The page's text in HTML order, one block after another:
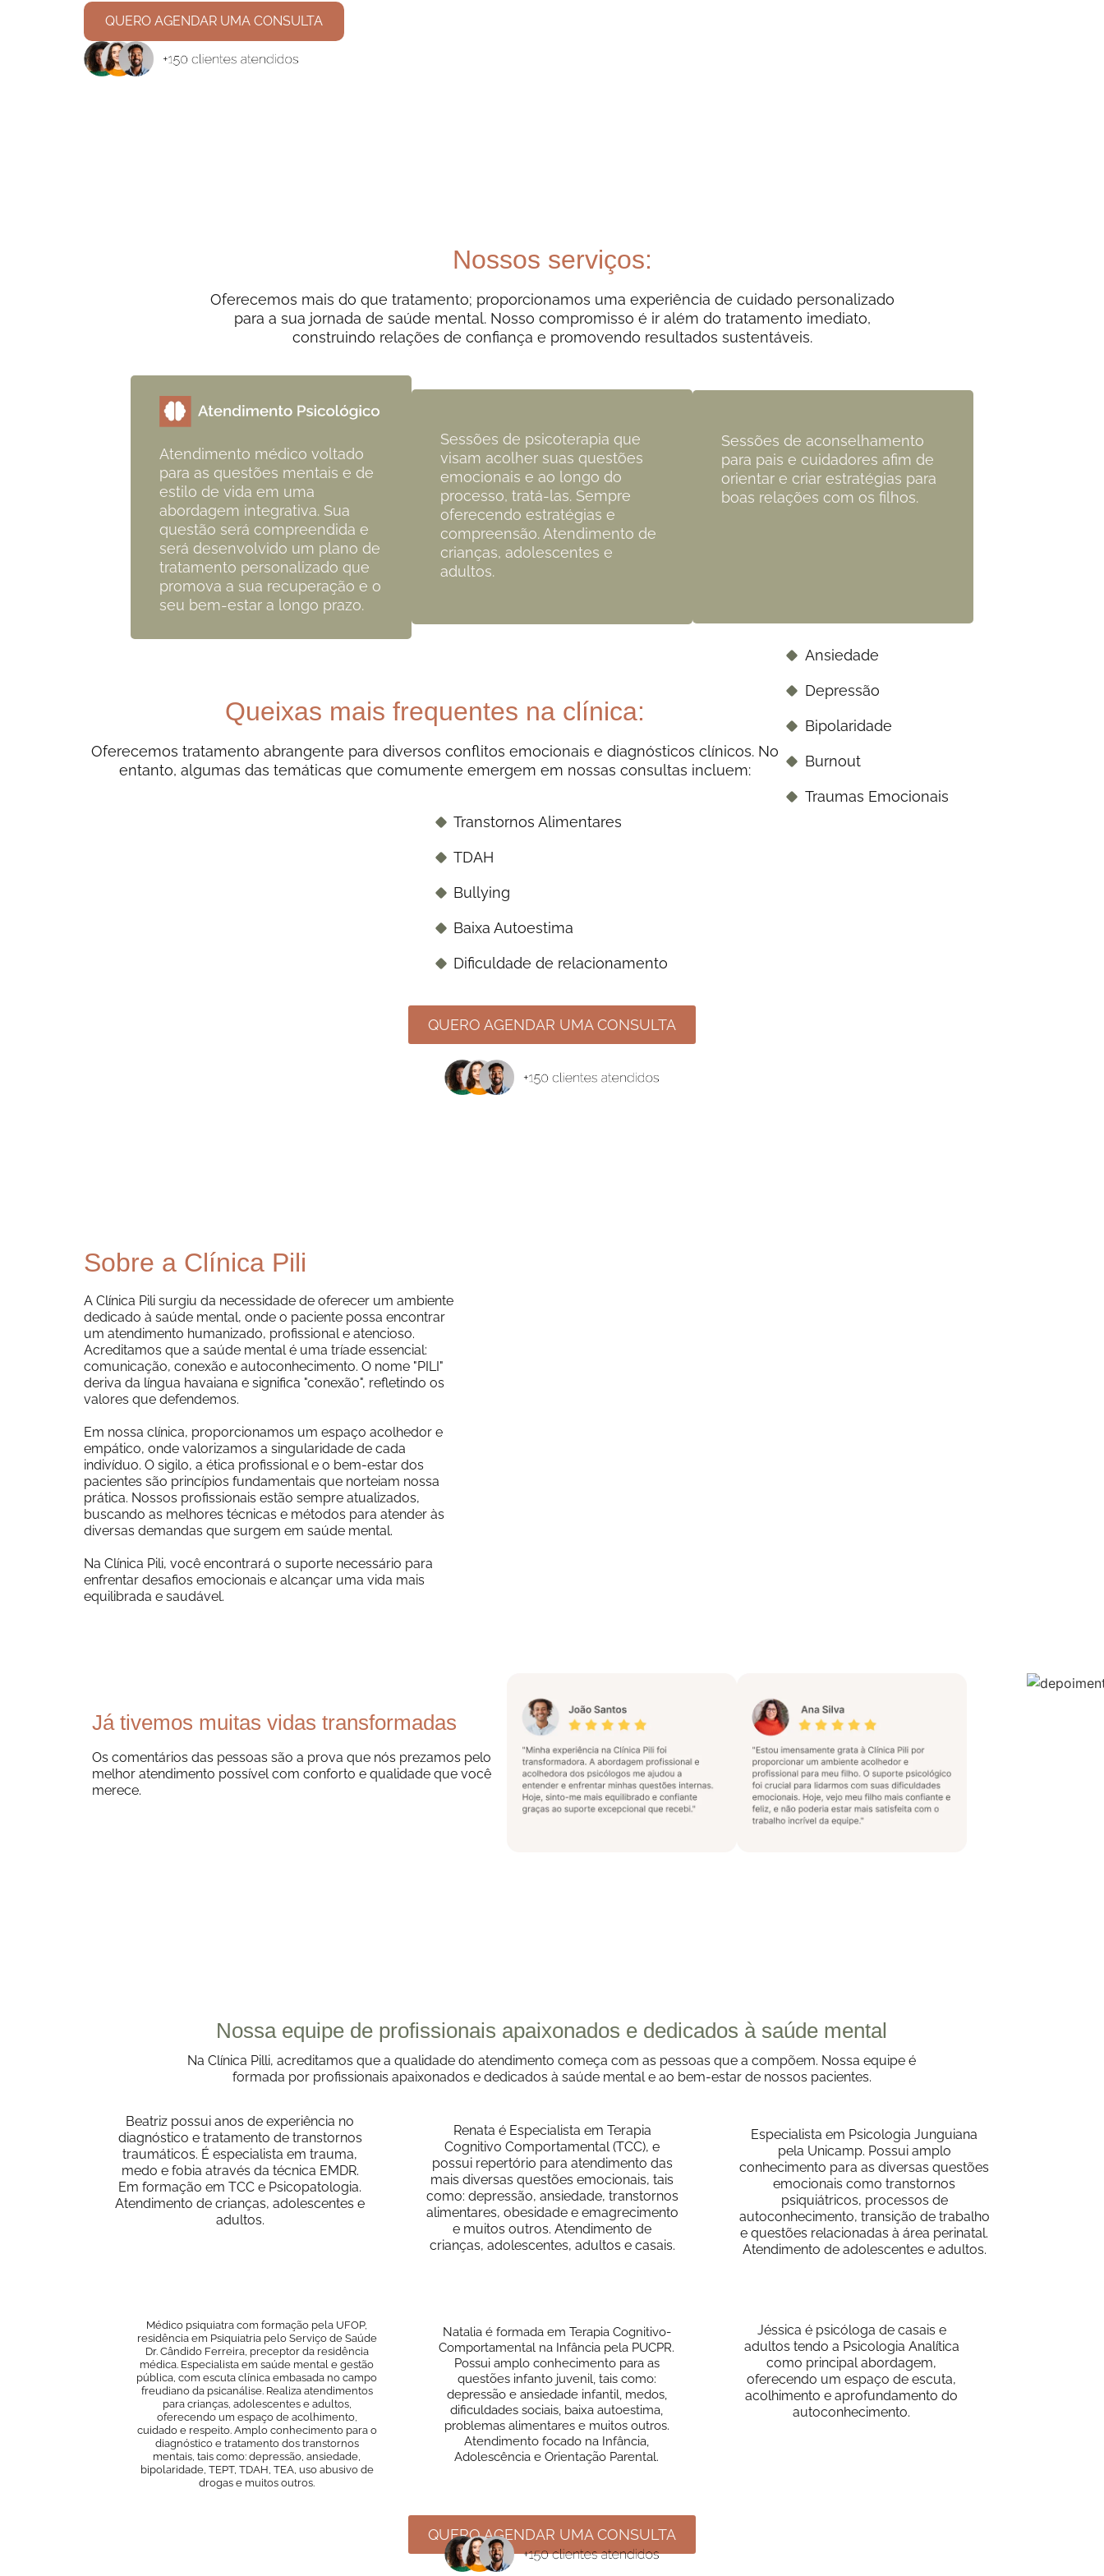
QUERO AGENDAR UMA CONSULTA
Nossos serviços:
Oferecemos mais do que tratamento; proporcionamos uma experiência de cuidado personalizado
para a sua jornada de saúde mental. Nosso compromisso é ir além do tratamento imediato,
construindo relações de confiança e promovendo resultados sustentáveis.
Atendimento médico voltado
para as questões mentais e de
estilo de vida em uma
abordagem integrativa. Sua
questão será compreendida e
será desenvolvido um plano de
tratamento personalizado que
promova a sua recuperação e o
seu bem-estar a longo prazo.
Sessões de psicoterapia que
visam acolher suas questões
emocionais e ao longo do
processo, tratá-las. Sempre
oferecendo estratégias e
compreensão. Atendimento de
crianças, adolescentes e
adultos.
Sessões de aconselhamento
para pais e cuidadores afim de
orientar e criar estratégias para
boas relações com os filhos.
Queixas mais frequentes na clínica:
Oferecemos tratamento abrangente para diversos conflitos emocionais e diagnósticos clínicos. No
entanto, algumas das temáticas que comumente emergem em nossas consultas incluem:
Ansiedade
Depressão
Bipolaridade
Burnout
Traumas Emocionais
Transtornos Alimentares
TDAH
Bullying
Baixa Autoestima
Dificuldade de relacionamento
QUERO AGENDAR UMA CONSULTA
Sobre a Clínica Pili
A Clínica Pili surgiu da necessidade de oferecer um ambiente
dedicado à saúde mental, onde o paciente possa encontrar
um atendimento humanizado, profissional e atencioso.
Acreditamos que a saúde mental é uma tríade essencial:
comunicação, conexão e autoconhecimento. O nome "PILI"
deriva da língua havaiana e significa "conexão", refletindo os
valores que defendemos.
Em nossa clínica, proporcionamos um espaço acolhedor e
empático, onde valorizamos a singularidade de cada
indivíduo. O sigilo, a ética profissional e o bem-estar dos
pacientes são princípios fundamentais que norteiam nossa
prática. Nossos profissionais estão sempre atualizados,
buscando as melhores técnicas e métodos para atender às
diversas demandas que surgem em saúde mental.
Na Clínica Pili, você encontrará o suporte necessário para
enfrentar desafios emocionais e alcançar uma vida mais
equilibrada e saudável.
Já tivemos muitas vidas transformadas
Os comentários das pessoas são a prova que nós prezamos pelo
melhor atendimento possível com conforto e qualidade que você
merece.
Nossa equipe de profissionais apaixonados e dedicados à saúde mental
Na Clínica Pilli, acreditamos que a qualidade do atendimento começa com as pessoas que a compõem. Nossa equipe é
formada por profissionais apaixonados e dedicados à saúde mental e ao bem-estar de nossos pacientes.
Beatriz possui anos de experiência no
diagnóstico e tratamento de transtornos
traumáticos. É especialista em trauma,
medo e fobia através da técnica EMDR.
Em formação em TCC e Psicopatologia.
Atendimento de crianças, adolescentes e
adultos.
Renata é Especialista em Terapia
Cognitivo Comportamental (TCC), e
possui repertório para atendimento das
mais diversas questões emocionais, tais
como: depressão, ansiedade, transtornos
alimentares, obesidade e emagrecimento
e muitos outros. Atendimento de
crianças, adolescentes, adultos e casais.
Especialista em Psicologia Junguiana
pela Unicamp. Possui amplo
conhecimento para as diversas questões
emocionais como transtornos
psiquiátricos, processos de
autoconhecimento, transição de trabalho
e questões relacionadas à área perinatal.
Atendimento de adolescentes e adultos.
Médico psiquiatra com formação pela UFOP,
residência em Psiquiatria pelo Serviço de Saúde
Dr. Cândido Ferreira, preceptor da residência
médica. Especialista em saúde mental e gestão
pública, com escuta clínica embasada no campo
freudiano da psicanálise. Realiza atendimentos
para crianças, adolescentes e adultos,
oferecendo um espaço de acolhimento,
cuidado e respeito. Amplo conhecimento para o
diagnóstico e tratamento dos transtornos
mentais, tais como: depressão, ansiedade,
bipolaridade, TEPT, TDAH, TEA, uso abusivo de
drogas e muitos outros.
Natalia é formada em Terapia Cognitivo-
Comportamental na Infância pela PUCPR.
Possui amplo conhecimento para as
questões infanto juvenil, tais como:
depressão e ansiedade infantil, medos,
dificuldades sociais, baixa autoestima,
problemas alimentares e muitos outros.
Atendimento focado na Infância,
Adolescência e Orientação Parental.
Jéssica é psicóloga de casais e
adultos tendo a Psicologia Analítica
como principal abordagem,
oferecendo um espaço de escuta,
acolhimento e aprofundamento do
autoconhecimento.
QUERO AGENDAR UMA CONSULTA